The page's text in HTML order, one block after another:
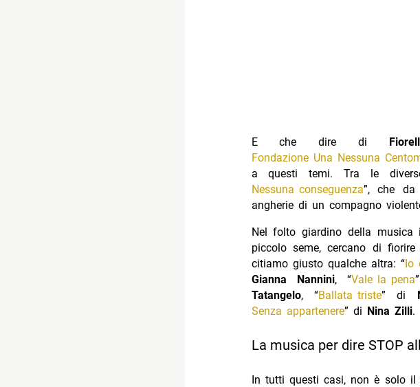
E che dire di
Fondazione Una Nessuna
a questi temi. Tra le
Nessuna conseguenza”, che
angherie di un compagno
Nel folto giardino della
piccolo seme, cercano di
citiamo giusto qualche altra: “Io
Gianna Nannini, “Vale la pena
Tatangelo, “Ballata triste” di
Senza appartenere” di Nina Zilli.
La musica per dire STOP
In tutti questi casi, non è solo